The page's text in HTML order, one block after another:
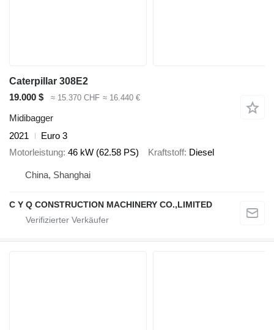
Caterpillar 308E2
19.000 $
≈ 15.370 CHF ≈ 16.440 €
Midibagger
2021
Euro 3
Motorleistung 46 kW (62.58 PS) Kraftstoff Diesel
China, Shanghai
C Y Q CONSTRUCTION MACHINERY CO.,LIMITED